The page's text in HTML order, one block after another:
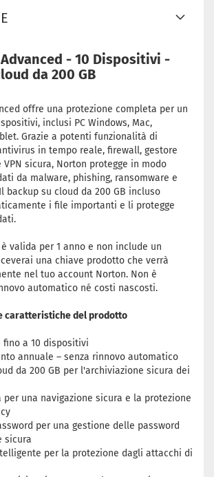
- 10 Dispositivi -
da 200 GB
offre una protezione completa per un
inclusi PC Windows, Mac,
Grazie a potenti funzionalità di
in tempo reale, firewall, gestore
sicura, Norton protegge in modo
da malware, phishing, ransomware e
backup su cloud da 200 GB incluso
i file importanti e li protegge
valida per 1 anno e non include un
una chiave prodotto che verrà
nel tuo account Norton. Non è
automatico né costi nascosti.
caratteristiche del prodotto
fino a 10 dispositivi
annuale – senza rinnovo automatico
da 200 GB per l'archiviazione sicura dei
per una navigazione sicura e la protezione
per una gestione delle password
sicura
per la protezione dagli attacchi di